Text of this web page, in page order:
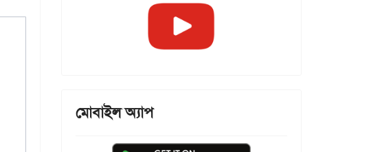
মোবাইল অ্যাপ